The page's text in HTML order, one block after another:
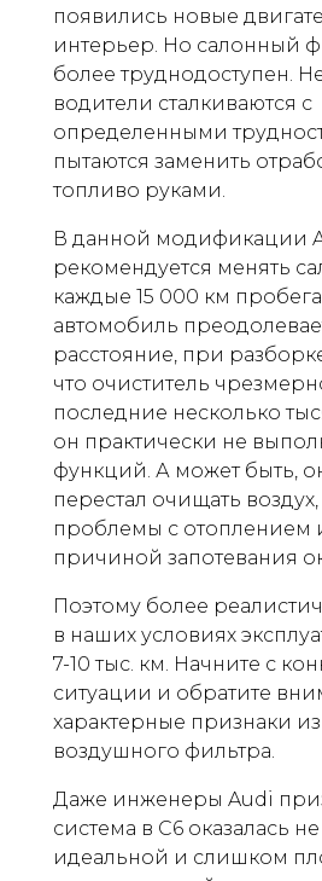
появились новые
интерьер. Но салонный
более труднодоступен.
водители сталкиваются с
определенными
пытаются заменить
топливо руками.
В данной модификации
рекомендуется менять
каждые 15 000 км
автомобиль
расстояние, при
что очиститель
последние несколько
он практически не
функций. А может быть,
перестал очищать воздух,
проблемы с отоплением
причиной запотевания
Поэтому более
в наших условиях
7-10 тыс. км. Начните с
ситуации и обратите
характерные признаки
воздушного фильтра.
Даже инженеры Audi
система в C6 оказалась
идеальной и слишком